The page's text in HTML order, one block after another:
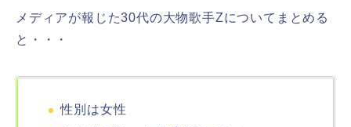
メディアが報じた30代の大物歌手Zについてまとめる
と・・・
性別は女性